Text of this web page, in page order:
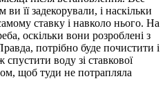
її задекорували, і наскільки
ставку і навколо нього. На
оскільки вони розроблені з
потрібно буде почистити і
воду зі ставкової
щоб туди не потрапляла